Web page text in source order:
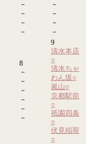
－
－
－
－
－
－
－
－
8
－
－
－
－
－
－
9
清水本店
○
清水ちゃ
わん坂○
嵐山○
京都駅前
○
祇園四条
○
伏見稲荷
○